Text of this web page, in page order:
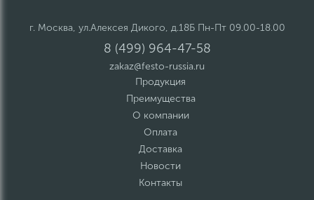
г. Москва, ул.Алексея Дикого, д.18Б Пн-Пт 09.00-18.00
8 (499) 964-47-58
zakaz@festo-russia.ru
Продукция
Преимущества
О компании
Оплата
Доставка
Новости
Контакты